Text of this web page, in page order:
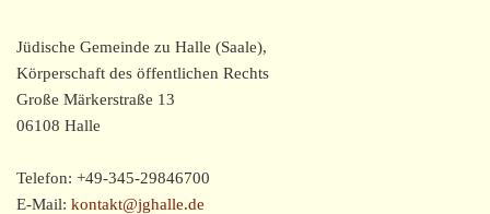
Jüdische Gemeinde zu Halle (Saale),
Körperschaft des öffentlichen Rechts
Große Märkerstraße 13
06108 Halle
Telefon: +49-345-29846700
E-Mail: kontakt@jghalle.de